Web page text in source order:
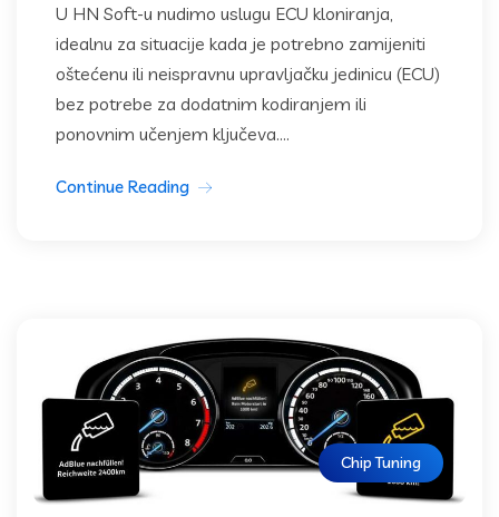
U HN Soft-u nudimo uslugu ECU kloniranja,
idealnu za situacije kada je potrebno zamijeniti
oštećenu ili neispravnu upravljačku jedinicu (ECU)
bez potrebe za dodatnim kodiranjem ili
ponovnim učenjem ključeva....
Continue Reading
Chip Tuning